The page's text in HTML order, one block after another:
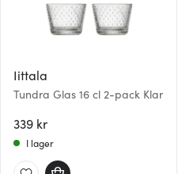
Iittala
Tundra Glas 16 cl 2-pack Klar
339 kr
I lager